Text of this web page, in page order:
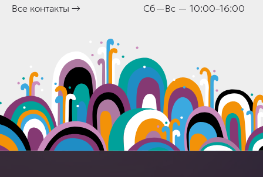
Все контакты →
Сб—Вс — 10:00–16:00